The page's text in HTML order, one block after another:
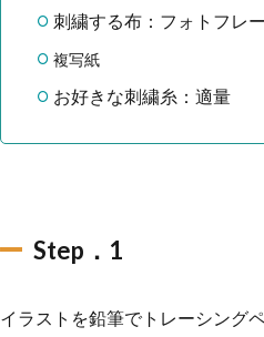
刺繍する布：フォトフレ
複写紙
お好きな刺繍糸：適量
Step．1
イラストを鉛筆でトレーシング